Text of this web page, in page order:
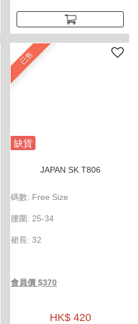
已售
缺貨
JAPAN SK T806
碼數: Free Size
腰圍: 25-34
裙長: 32
會員價 $370
HK$ 420